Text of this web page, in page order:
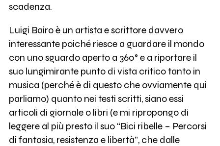
scadenza.
Luigi Bairo è un artista e scrittore davvero
interessante poiché riesce a guardare il mondo
con uno sguardo aperto a 360° e a riportare il
suo lungimirante punto di vista critico tanto in
musica (perché è di questo che ovviamente qui
parliamo) quanto nei testi scritti, siano essi
articoli di giornale o libri (e mi ripropongo di
leggere al più presto il suo “Bici ribelle – Percorsi
di fantasia, resistenza e libertà”, che dalle